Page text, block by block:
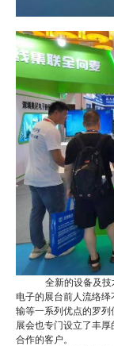
全新的设备及
电子的展台前人流络
输等一系列优点的罗
展会也专门设立了丰
合作的客户。